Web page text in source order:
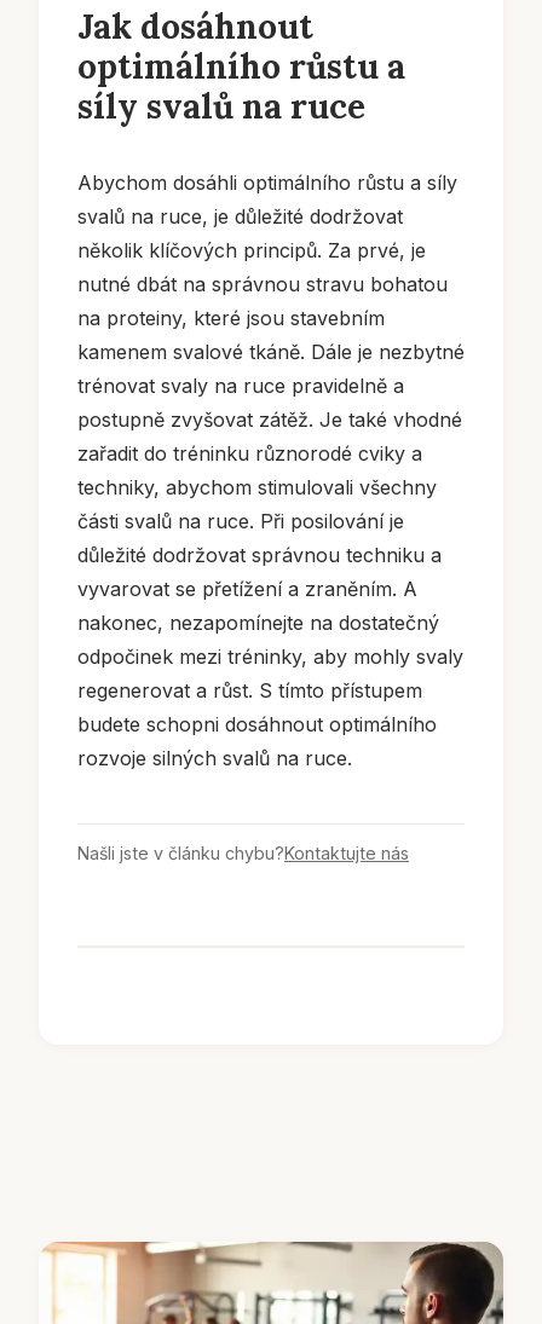
Jak dosáhnout
optimálního růstu a
síly svalů na ruce
Abychom dosáhli optimálního růstu a síly
svalů na ruce, je důležité dodržovat
několik klíčových principů. Za prvé, je
nutné dbát na správnou stravu bohatou
na proteiny, které jsou stavebním
kamenem svalové tkáně. Dále je nezbytné
trénovat svaly na ruce pravidelně a
postupně zvyšovat zátěž. Je také vhodné
zařadit do tréninku různorodé cviky a
techniky, abychom stimulovali všechny
části svalů na ruce. Při posilování je
důležité dodržovat správnou techniku a
vyvarovat se přetížení a zraněním. A
nakonec, nezapomínejte na dostatečný
odpočinek mezi tréninky, aby mohly svaly
regenerovat a růst. S tímto přístupem
budete schopni dosáhnout optimálního
rozvoje silných svalů na ruce.
Našli jste v článku chybu?Kontaktujte nás